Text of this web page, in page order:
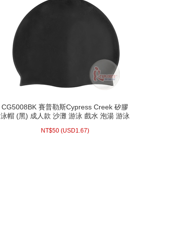
CG5008BK 賽普勒斯Cypress Creek 矽膠
泳帽 (黑) 成人款 沙灘 游泳 戲水 泡湯 游泳
NT$50 (USD1.67)